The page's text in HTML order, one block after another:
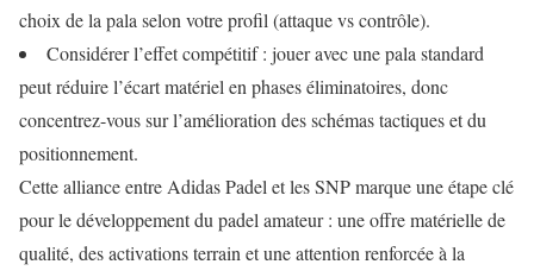
choix de la pala selon votre profil (attaque vs contrôle).
Considérer l’effet compétitif : jouer avec une pala standard
peut réduire l’écart matériel en phases éliminatoires, donc
concentrez-vous sur l’amélioration des schémas tactiques et du
positionnement.
Cette alliance entre Adidas Padel et les SNP marque une étape clé
pour le développement du padel amateur : une offre matérielle de
qualité, des activations terrain et une attention renforcée à la